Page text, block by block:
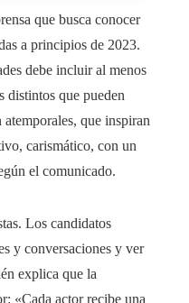
que busca conocer
a principios de 2023.
debe incluir al menos
distintos que pueden
atemporales, que inspiran
carismático, con un
el comunicado.
Los candidatos
y conversaciones y ver
explica que la
«Cada actor recibe una